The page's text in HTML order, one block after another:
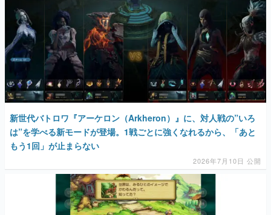
若ゲのいたり〜ゲームクリエイターの青春〜
『うつヌケ』『ペンと箸』等で知られるマンガ家・田中圭
一先生によるゲーム業界レポートマンガです。
なんでゲームは面白い？
ゲーム開発者・hamatsu氏がゲームの魅力を画面や操作の
具体的な形から解き明かしていく、硬派で骨太な評論連載
です。
「経験値」「裏技」「ラスボス」… ゲームにまつわる言葉
の起源や用法の変遷を、コンピューター文化史研究家・タ
イニーP氏が徹底調査。
カテゴリ
新世代バトロワ『アーケロン（Arkheron）』に、対人戦の”いろ
は”を学べる新モードが登場。1戦ごとに強くなれるから、「あと
もう1回」が止まらない
2026年7月10日 公開